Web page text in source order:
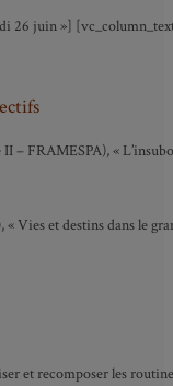
juin »]
II – FRAMESPA), «
Vies et destins dans le
et recomposer les